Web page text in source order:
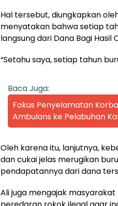
Hal tersebut, diungkapkan
menyatakan bahwa setiap
langsung dari Dana Bagi Hasil
“Setahu saya, setiap tahun
Baca Juga:
Fokus Penyelamatan
Ambulans ke Pelabuhan
Oleh karena itu, lanjutnya,
dan cukai jelas merugikan
pendapatannya dari dana
Ali juga mengajak